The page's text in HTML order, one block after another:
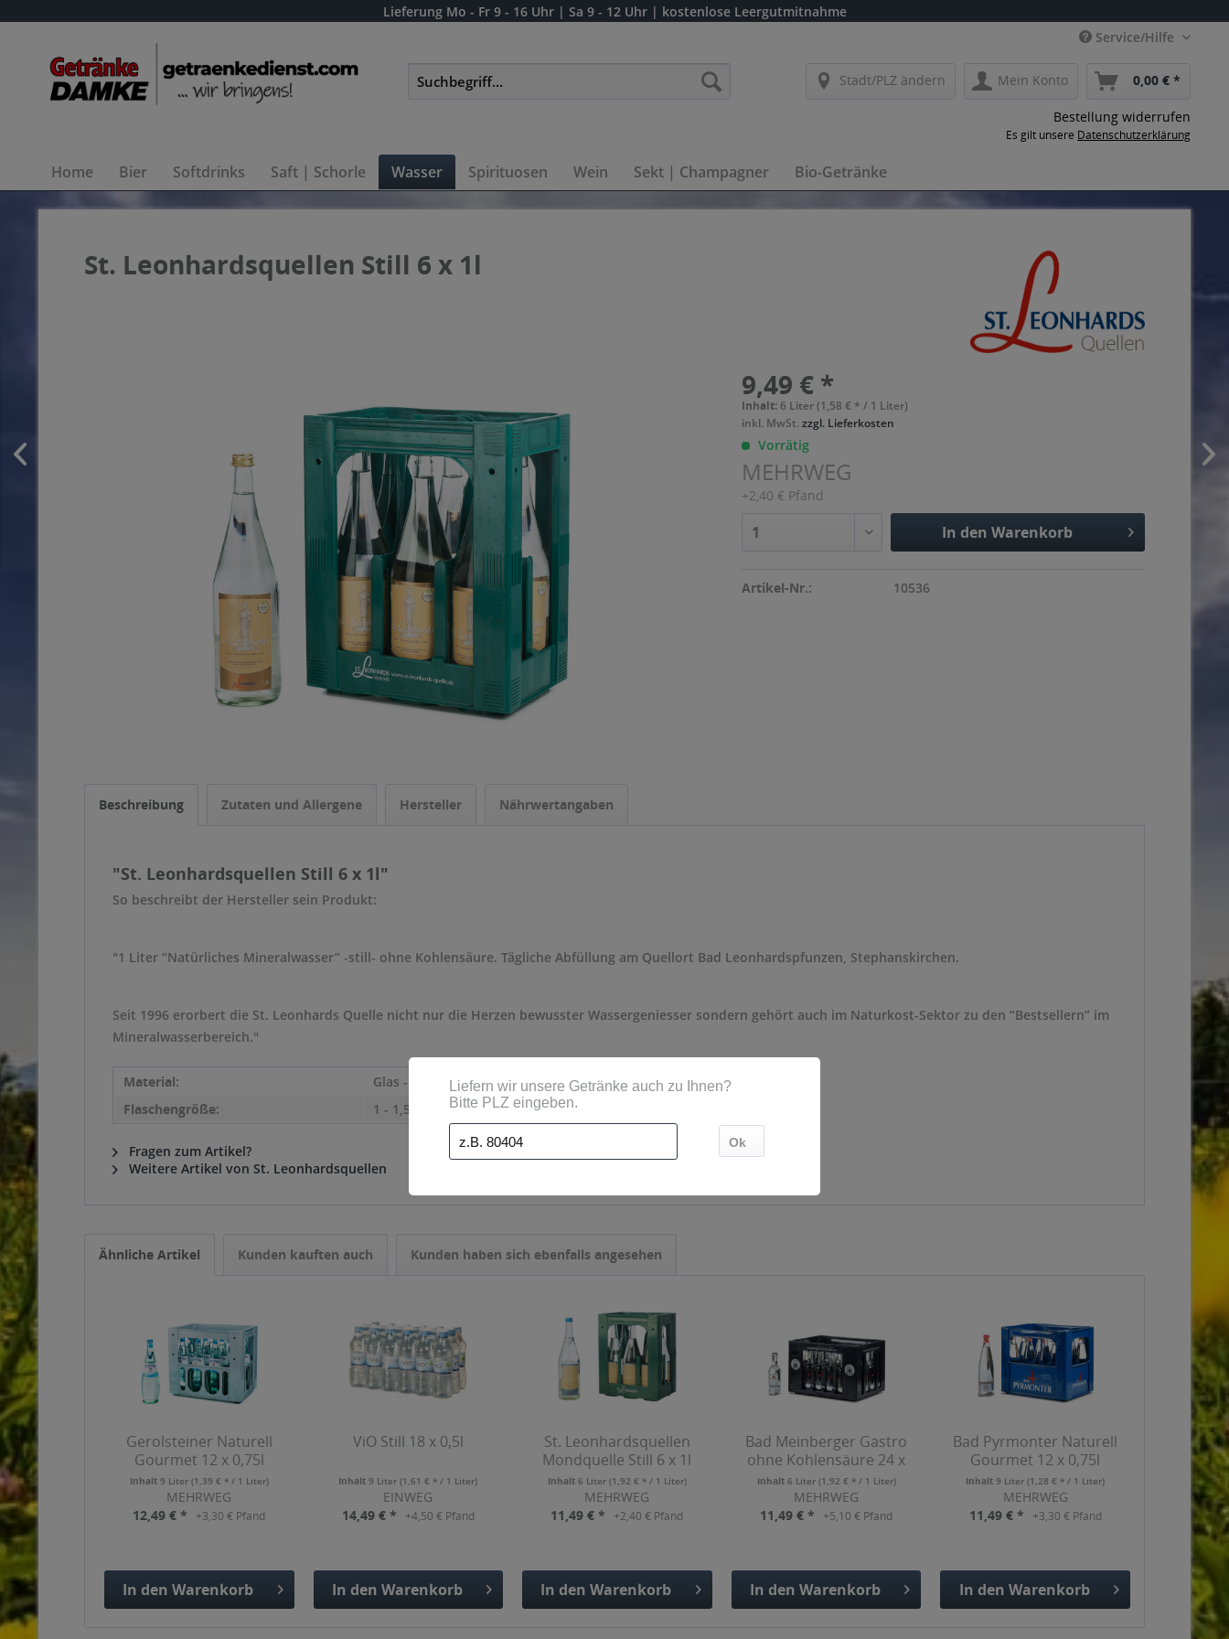
Lieferung Mo - Fr 9 - 16 Uhr | Sa 9 - 12 Uhr | kostenlose Leergutmitnahme
Service/Hilfe
Stadt/PLZ ändern Mein Konto 0,00 € *
Bestellung widerrufen
Es gilt unsere Datenschutzerklärung
Home Bier Softdrinks Saft | Schorle Wasser Spirituosen Wein Sekt | Champagner Bio-Getränke
St. Leonhardsquellen Still 6 x 1l
9,49 € *
Inhalt: 6 Liter (1,58 € * / 1 Liter)
inkl. MwSt.zzgl. Lieferkosten
Vorrätig
MEHRWEG
+2,40 € Pfand
In den Warenkorb
Artikel-Nr.: 10536
Beschreibung Zutaten und Allergene Hersteller Nährwertangaben
"St. Leonhardsquellen Still 6 x 1l"
So beschreibt der Hersteller sein Produkt:
"1 Liter “Natürliches Mineralwasser” -still- ohne Kohlensäure. Tägliche Abfüllung am Quellort Bad Leonhardspfunzen, Stephanskirchen.
Seit 1996 erorbert die St. Leonhards Quelle nicht nur die Herzen bewusster Wassergeniesser sondern gehört auch im Naturkost-Sektor zu den “Bestsellern” im
Mineralwasserbereich."
Material:
Glas - Mehrweg
Flaschengröße:
1 - 1,5 l
Fragen zum Artikel?
Weitere Artikel von St. Leonhardsquellen
Ähnliche Artikel Kunden kauften auch Kunden haben sich ebenfalls angesehen
Gerolsteiner Naturell
Gourmet 12 x 0,75l
Inhalt 9 Liter (1,39 € * / 1 Liter)
MEHRWEG
12,49 € *
+3,30 € Pfand
In den Warenkorb
ViO Still 18 x 0,5l
Inhalt9 Liter(1,61 € * / 1 Liter)
EINWEG
14,49 € *
+4,50 € Pfand
In den Warenkorb
St. Leonhardsquellen
Mondquelle Still 6 x 1l
Inhalt 6 Liter (1,92 € * / 1 Liter)
MEHRWEG
11,49 € *
+2,40 € Pfand
In den Warenkorb
Bad Meinberger Gastro
ohne Kohlensäure 24 x
0,25l
Inhalt 6 Liter (1,92 € * / 1 Liter)
MEHRWEG
11,49 € *
+5,10 € Pfand
In den Warenkorb
Bad Pyrmonter Naturell
Gourmet 12 x 0,75l
Inhalt9 Liter(1,28 € * / 1 Liter)
MEHRWEG
11,49 € *
+3,30 € Pfand
In den Warenkorb